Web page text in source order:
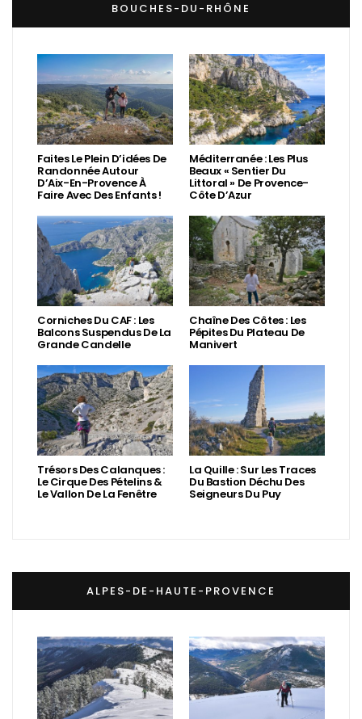
BOUCHES-DU-RHÔNE
Faites Le Plein D’idées De
Randonnée Autour
D’Aix-En-Provence À
Faire Avec Des Enfants !
Méditerranée : Les Plus
Beaux « Sentier Du
Littoral » De Provence-
Côte D’Azur
Corniches Du CAF : Les
Balcons Suspendus De La
Grande Candelle
Chaîne Des Côtes : Les
Pépites Du Plateau De
Manivert
Trésors Des Calanques :
Le Cirque Des Pételins &
Le Vallon De La Fenêtre
La Quille : Sur Les Traces
Du Bastion Déchu Des
Seigneurs Du Puy
ALPES-DE-HAUTE-PROVENCE